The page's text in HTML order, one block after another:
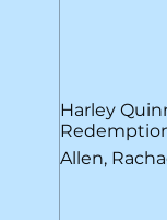
Allen,
Harley